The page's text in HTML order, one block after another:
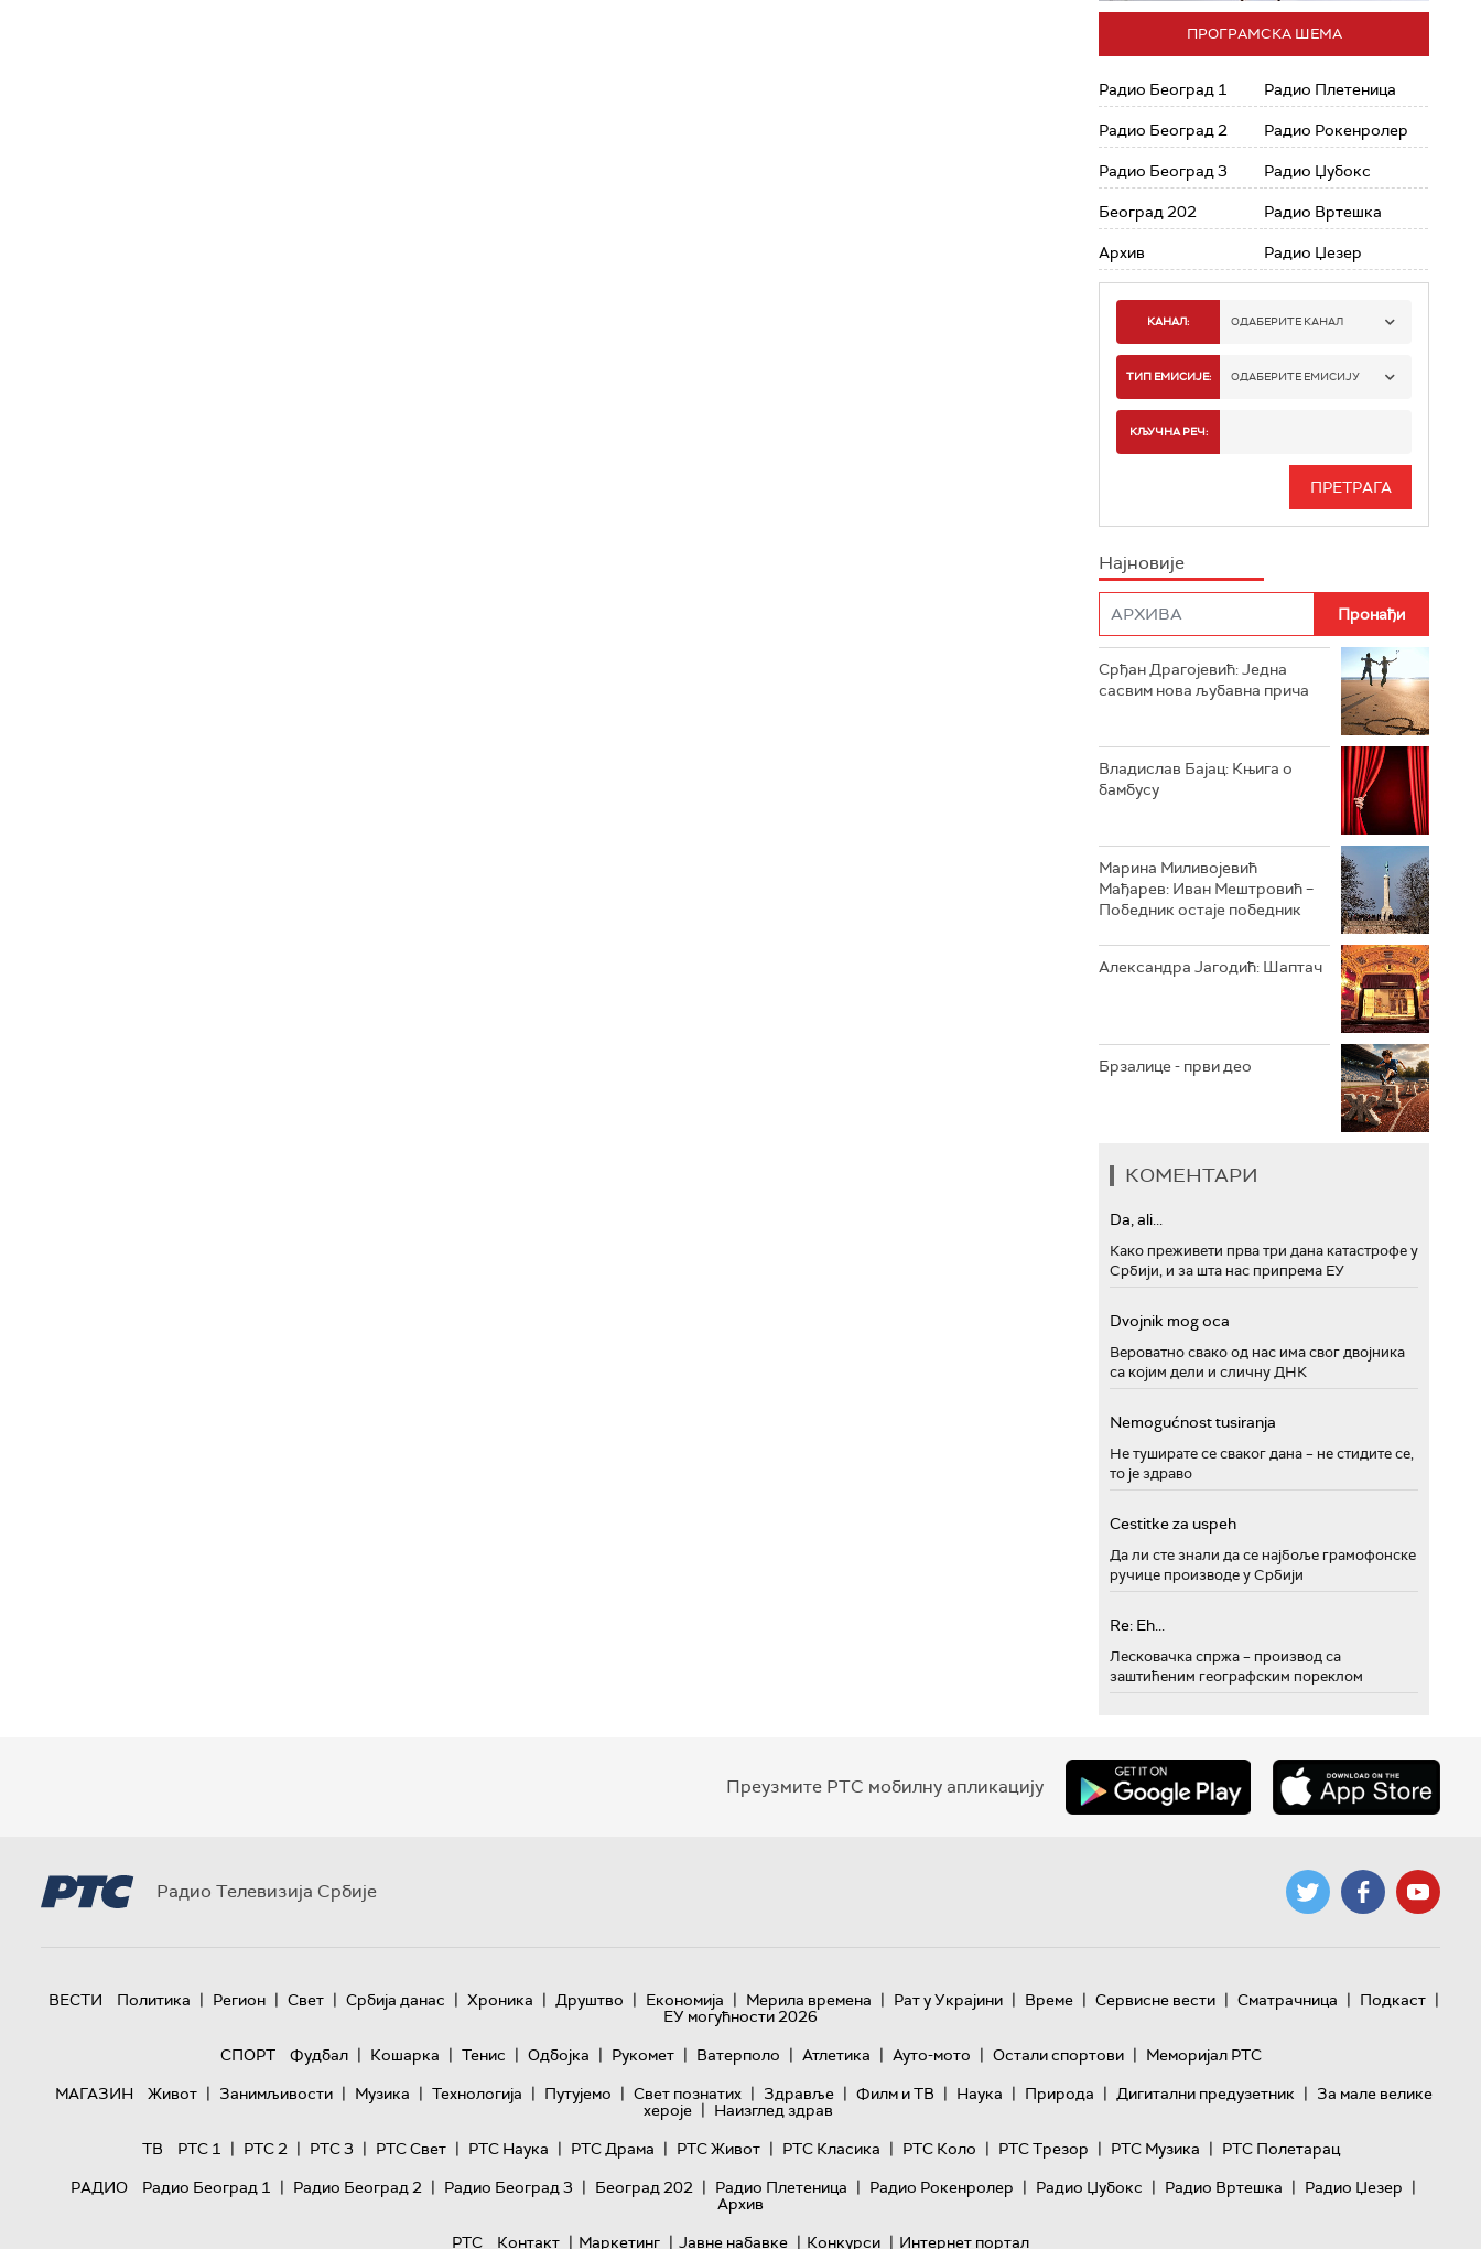
ПРОГРАМСКА ШЕМА
Радио Београд 1
Радио Београд 2
Радио Београд 3
Београд 202
Архив
Радио Плетеница
Радио Рокенролер
Радио Џубокс
Радио Вртешка
Радио Џезер
КАНАЛ: ОДАБЕРИТЕ КАНАЛ
РАДИО БЕОГРАД 1
РАДИО БЕОГРАД 3
РАДИО РОКЕНРОЛЕР
РАДИО ЏУБОКС
РАДИО ВРТЕШКА
РАДИО ЏЕЗЕР
ТИП ЕМИСИЈЕ: ОДАБЕРИТЕ ЕМИСИЈУ
ИНФО
КЉУЧНА РЕЧ:
Најновије
Срђан Драгојевић: Једна
сасвим нова љубавна прича
Владислав Бајац: Књига о
бамбусу
Марина Миливојевић
Мађарев: Иван Мештровић –
Победник остаје победник
Александра Јагодић: Шаптач
Брзалице - први део
КОМЕНТАРИ
Da, ali...
Како преживети прва три дана катастрофе у
Србији, и за шта нас припрема ЕУ
Dvojnik mog oca
Вероватно свако од нас има свог двојника
са којим дели и сличну ДНК
Nemogućnost tusiranja
Не туширате се сваког дана – не стидите се,
то је здраво
Cestitke za uspeh
Да ли сте знали да се најбоље грамофонске
ручице производе у Србији
Re: Eh...
Лесковачка спржа – производ са
заштићеним географским пореклом
Преузмите РТС мобилну апликацију
Радио Телевизија Србије
ВЕСТИ Политика | Регион | Свет | Србија данас | Хроника | Друштво | Економија | Мерила времена | Рат у Украјини | Време | Сервисне вести | Сматрачница | Подкаст |
ЕУ могућности 2026
СПОРТ
Фудбал | Кошарка | Тенис | Одбојка | Рукомет | Ватерполо | Атлетика | Ауто-мото | Остали спортови | Меморијал РТС
МАГАЗИН
Живот | Занимљивости | Музика | Технологијa | Путујемо | Свет познатих | Здравље | Филм и ТВ | Наука | Природа | Дигитални предузетник | За мале велике
хероје | Наизглед здрав
ТВ
РТС 1 | РТС 2 | РТС 3 | РТС Свет | РТС Наука | РТС Драма | РТС Живот | РТС Класика | РТС Коло | РТС Трезор | РТС Музика | РТС Полетарац
РАДИО
Радио Београд 1 | Радио Београд 2 | Радио Београд 3 | Београд 202 | Радио Плетеница | Радио Рокенролер | Радио Џубокс | Радио Вртешка | Радио Џезер |
Архив
РТС
Контакт | Маркетинг | Јавне набавке | Конкурси | Интернет портал